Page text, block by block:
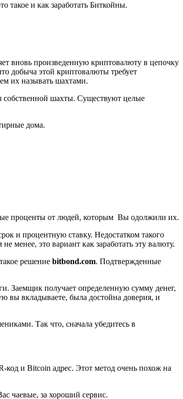
такое и как заработать Биткойны.
вновь произведенную криптовалюту в цепочку
добыча этой криптовалюты требует
их называть шахтами.
собственной шахты. Существуют целые
дома.
проценты от людей, которым Вы одолжили их.
и процентную ставку. Недостатком такого
менее, это вариант как заработать эту валюту.
решение bitbond.com. Подтвержденные
Заемщик получает определенную сумму денег,
вы вкладываете, была достойна доверия, и
Так что, сначала убедитесь в
и Bitcoin адрес. Этот метод очень похож на
чаевые, за хороший сервис.